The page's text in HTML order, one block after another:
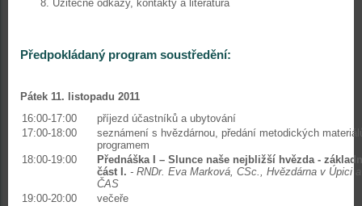
Užitečné odkazy, kontakty a literatura
Předpokládaný program soustředění:
Pátek 11. listopadu 2011
16:00-17:00
příjezd účastníků a ubytování
17:00-18:00
seznámení s hvězdárnou, předání metodických
programem
18:00-19:00
Přednáška I – Slunce naše nejbližší hvězda -
část I. - RNDr. Eva Marková, CSc., Hvězdárna v Úpici
ČAS
19:00-20:00
večeře